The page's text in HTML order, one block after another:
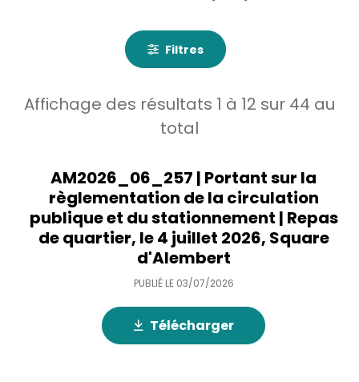
Filtres
Affichage des résultats 1 à 12 sur 44 au
total
AM2026_06_257 | Portant sur la
règlementation de la circulation
publique et du stationnement | Repas
de quartier, le 4 juillet 2026, Square
d'Alembert
PUBLIÉ LE 03/07/2026
Télécharger